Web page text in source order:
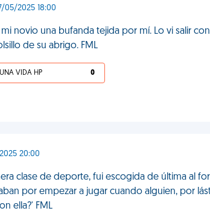
05/2025 18:00
mi novio una bufanda tejida por mí. Lo vi salir
de su abrigo. FML
VIDA HP 0
20:00
clase de deporte, fui escogida de última al
por empezar a jugar cuando alguien, por
ella?' FML